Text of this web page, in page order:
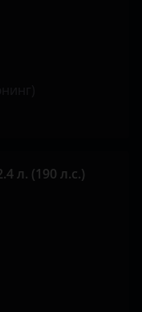
л. (190 л.с.)